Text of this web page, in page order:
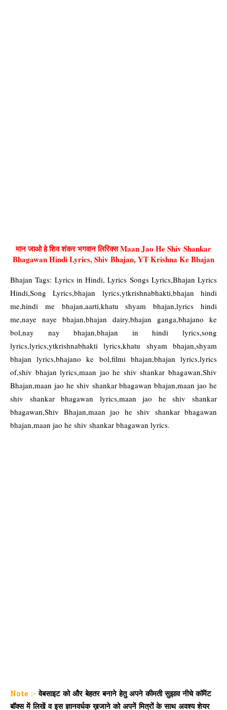
मान जाओ हे शिव शंकर भगवान लिरिक्स Maan Jao He Shiv Shankar
Bhagawan Hindi Lyrics, Shiv Bhajan, YT Krishna Ke Bhajan
Bhajan Tags: Lyrics in Hindi, Lyrics Songs Lyrics,Bhajan Lyrics
Hindi,Song Lyrics,bhajan lyrics,ytkrishnabhakti,bhajan hindi
me,hindi me bhajan,aarti,khatu shyam bhajan,lyrics hindi
me,naye naye bhajan,bhajan dairy,bhajan ganga,bhajano ke
bol,nay nay bhajan,bhajan in hindi lyrics,song
lyrics,lyrics,ytkrishnabhakti lyrics,khatu shyam bhajan,shyam
bhajan lyrics,bhajano ke bol,filmi bhajan,bhajan lyrics,lyrics
of,shiv bhajan lyrics,maan jao he shiv shankar bhagawan,Shiv
Bhajan,maan jao he shiv shankar bhagawan bhajan,maan jao he
shiv shankar bhagawan lyrics,maan jao he shiv shankar
bhagawan,Shiv Bhajan,maan jao he shiv shankar bhagawan
bhajan,maan jao he shiv shankar bhagawan lyrics.
Note :- वेबसाइट को और बेहतर बनाने हेतु अपने कीमती सुझाव नीचे कॉमेंट
बॉक्स में लिखें व इस ज्ञानवर्धक ख़जाने को अपनें मित्रों के साथ अवश्य शेयर